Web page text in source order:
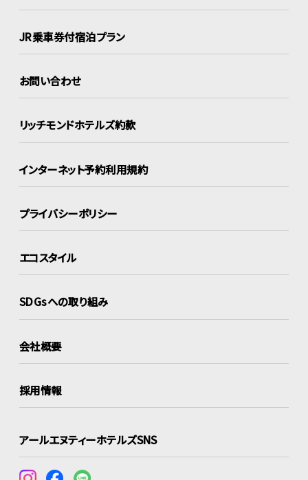
JR乗車券付宿泊プラン
お問い合わせ
リッチモンドホテルズ約款
インターネット予約利用規約
プライバシーポリシー
エコスタイル
SDGsへの取り組み
会社概要
採用情報
アールエヌティーホテルズSNS